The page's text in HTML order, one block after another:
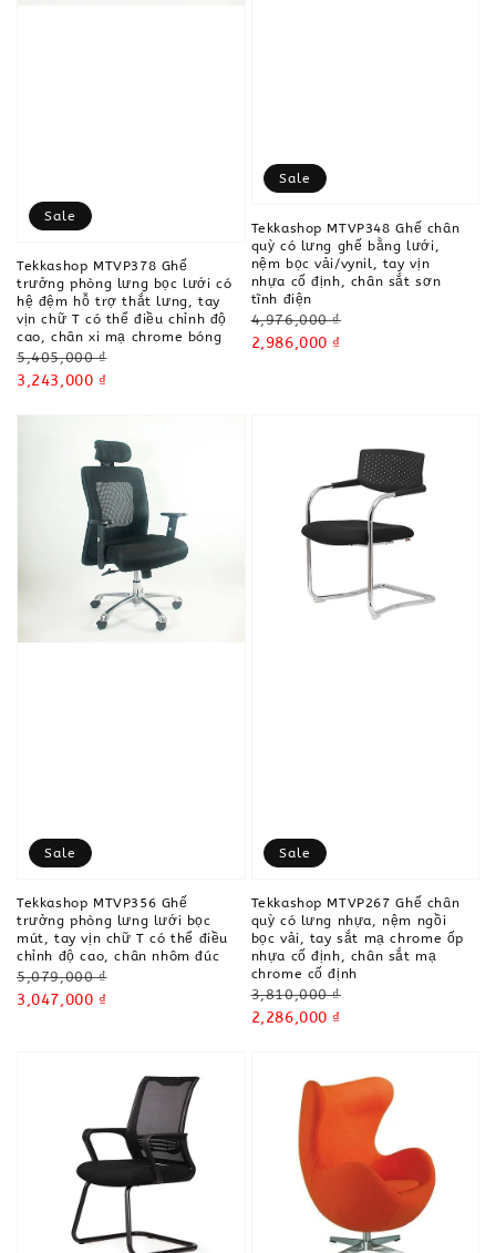
Sale
Tekkashop MTVP378 Ghế
trưởng phòng lưng bọc lưới có
hệ đệm hỗ trợ thắt lưng, tay
vịn chữ T có thể điều chỉnh độ
cao, chân xi mạ chrome bóng
Regular
price
5,405,000 ₫
Sale
3,243,000 ₫
Sale
Tekkashop MTVP348 Ghế chân
quỳ có lưng ghế bằng lưới,
nệm bọc vải/vynil, tay vịn
nhựa cố định, chân sắt sơn
tĩnh điện
Regular
price
4,976,000 ₫
Sale
2,986,000 ₫
Sale
Tekkashop MTVP356 Ghế
trưởng phòng lưng lưới bọc
mút, tay vịn chữ T có thể điều
chỉnh độ cao, chân nhôm đúc
Regular
price
5,079,000 ₫
Sale
3,047,000 ₫
Sale
Tekkashop MTVP267 Ghế chân
quỳ có lưng nhựa, nệm ngồi
bọc vải, tay sắt mạ chrome ốp
nhựa cố định, chân sắt mạ
chrome cố định
Regular
price
3,810,000 ₫
Sale
2,286,000 ₫